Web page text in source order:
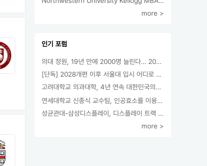
more >
인기 포럼
의대 정원, 19년 만에 2000명 늘린다… 2025년 입시부터 적용
[단독] 2028개편 이후 서울대 입시 어디로 갈까.. ‘정시40% 폐지 추진’
고려대학교 의과대학, 4년 연속 대한민국의학한림원 정회원 최다 배출 外
연세대학교 신종식 교수팀, 인공효소를 이용한 아민의 키랄전환 세계 최초로 성공
성균관대-삼성디스플레이, 디스플레이 트랙 운영 협약 체결
more >